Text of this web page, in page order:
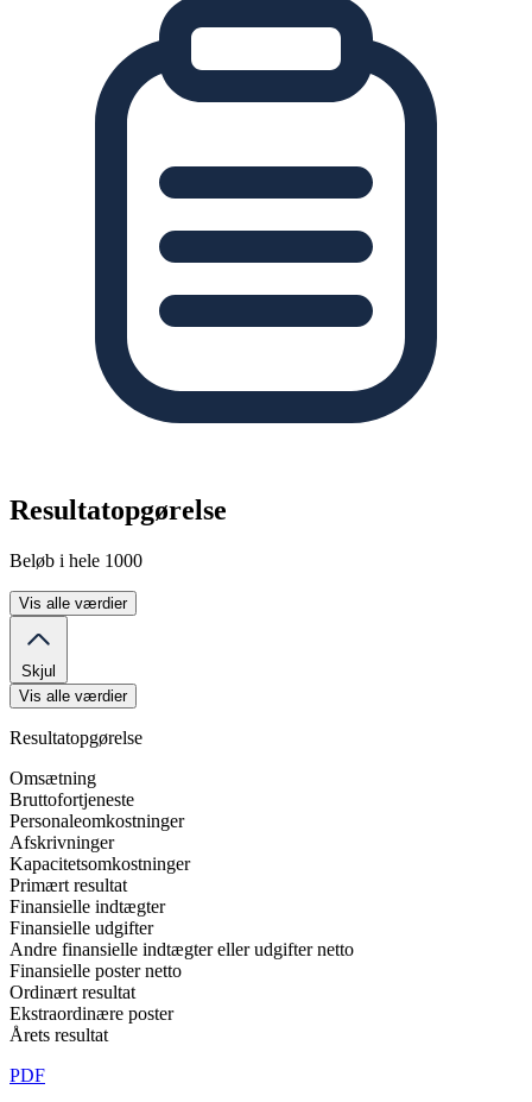
Resultatopgørelse
Beløb i hele 1000
Vis alle værdier
Skjul
Vis alle værdier
Resultatopgørelse
Omsætning
Bruttofortjeneste
Personaleomkostninger
Afskrivninger
Kapacitetsomkostninger
Primært resultat
Finansielle indtægter
Finansielle udgifter
Andre finansielle indtægter eller udgifter netto
Finansielle poster netto
Ordinært resultat
Ekstraordinære poster
Årets resultat
PDF